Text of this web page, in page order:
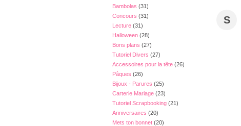
Bambolas (31)
Concours (31)
Lecture (31)
Halloween (28)
Bons plans (27)
Tutoriel Divers (27)
Accessoires pour la tête (26)
Pâques (26)
Bijoux - Parures (25)
Carterie Mariage (23)
Tutoriel Scrapbooking (21)
Anniversaires (20)
Mets ton bonnet (20)
S